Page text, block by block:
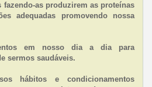
fazendo-as produzirem as proteínas
adequadas promovendo nossa
em nosso dia a dia para
sermos saudáveis.
hábitos e condicionamentos